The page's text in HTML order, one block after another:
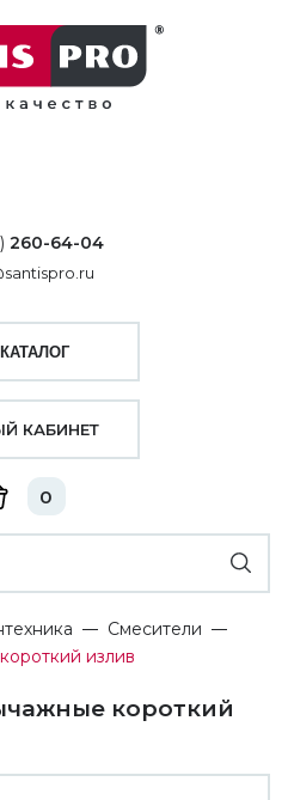
260-64-04
КАТАЛОГ
0
КАБИНЕТ
Смесители
излив
короткий